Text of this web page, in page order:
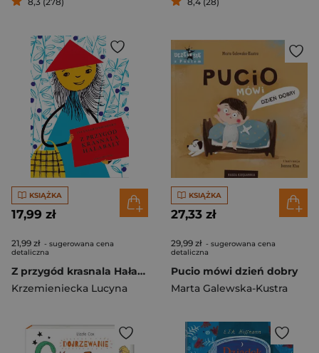
KSIĄŻKA
17,99 zł
21,99 zł - sugerowana cena
detaliczna
Z przygód krasnala Hałabały wyd. 2023
Krzemieniecka Lucyna
KSIĄŻKA
27,33 zł
29,99 zł - sugerowana cena
detaliczna
Pucio mówi dzień dobry
Marta Galewska-Kustra